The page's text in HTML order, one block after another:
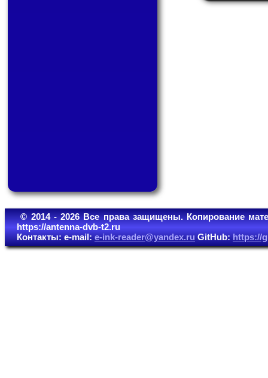
© 2014 - 2026 Все права защищены. Копирование
https://antenna-dvb-t2.ru
Контакты: e-mail:e-ink-reader@yandex.ruGitHub:https://